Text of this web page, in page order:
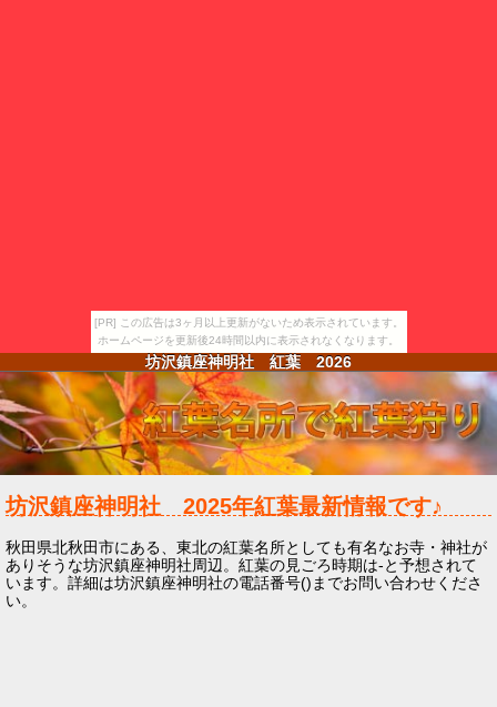
[PR] この広告は3ヶ月以上更新がないため表示されています。
ホームページを更新後24時間以内に表示されなくなります。
坊沢鎮座神明社 紅葉 2026
坊沢鎮座神明社 2025年紅葉最新情報です♪
秋田県北秋田市にある、東北の紅葉名所としても有名なお寺・神社が
ありそうな坊沢鎮座神明社周辺。紅葉の見ごろ時期は-と予想されて
います。詳細は坊沢鎮座神明社の電話番号()までお問い合わせくださ
い。